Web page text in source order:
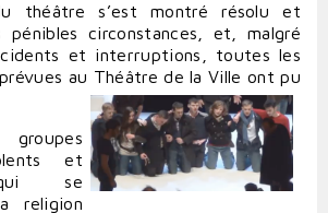
théâtre s’est montré résolu et
circonstances, et, malgré
et interruptions, toutes les
au Théâtre de la Ville ont pu
et
qui se
religion